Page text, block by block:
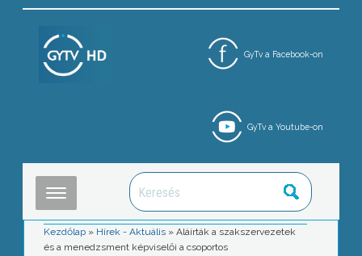
GyTv a Facebook-on
GyTv a Youtube-on
Kezdőlap » Hírek - Aktuális »Aláírták a szakszervezetek
és a menedzsment képviselői a csoportos